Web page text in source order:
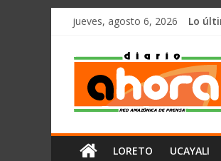
олимп казино
Saltarjueves, agosto 6, 2026 Lo
Diario
Ahora
Cadena
AmazónicaLORETO UCAYALI